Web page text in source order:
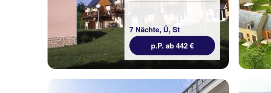
7 Nächte, Ü, St
p.P. ab 442 €